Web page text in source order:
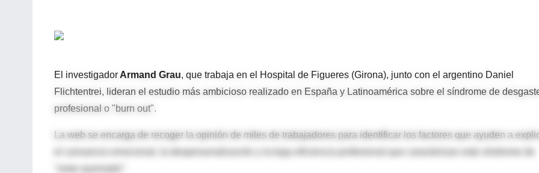
El investigadorArmand Grau, que trabaja en el Hospital de Figueres (Girona), junto con el argentino Daniel
Flichtentrei, lideran el estudio más ambicioso realizado en España y Latinoamérica sobre el síndrome de
profesional o "burn out".
La web se encarga de recoger la opinión de miles de trabajadores para identificar los factores que ayuden a
el cansancio emocional, la despersonalización y la baja eficiencia profesional que caracterizan este síndrome de